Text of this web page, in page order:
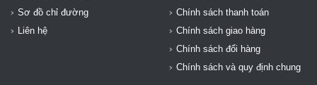
Sơ đồ chỉ đường
Liên hệ
Chính sách thanh toán
Chính sách giao hàng
Chính sách đổi hàng
Chính sách và quy định chung